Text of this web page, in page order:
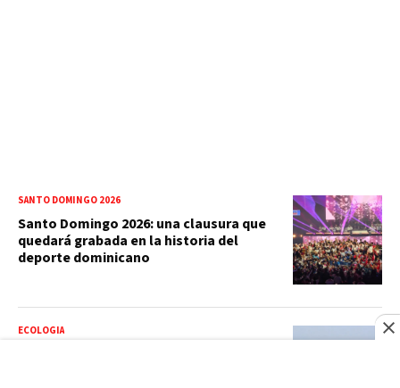
SANTO DOMINGO 2026
Santo Domingo 2026: una clausura que
quedará grabada en la historia del
deporte dominicano
ECOLOGIA